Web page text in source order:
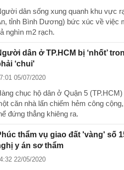
dân sống xung quanh khu vực
tỉnh Bình Dương) bức xúc về việc
nghìn m2 rạch.
dân ở TP.HCM bị ‘nhốt’
‘chui'
05/07/2020
chục hộ dân ở Quận 5
căn nhà lấn chiếm hẻm công
đứng thẳng khiêng ra.
thẩm vụ giao đất 'vàng' số
y án sơ thẩm
22/05/2020